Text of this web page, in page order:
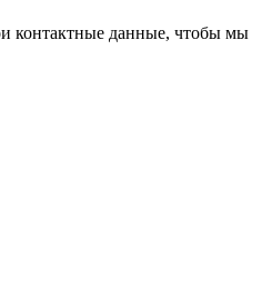
контактные данные, чтобы мы